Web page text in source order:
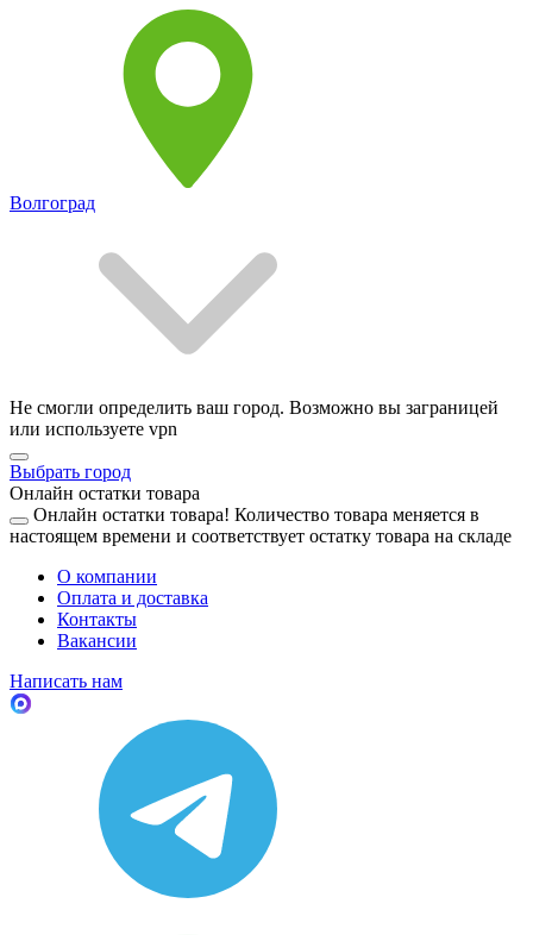
Волгоград
Не смогли определить ваш город. Возможно вы заграницей
или используете vpn
Выбрать город
Онлайн остатки товара
Онлайн остатки товара! Количество товара меняется в
настоящем времени и соответствует остатку товара на складе
О компании
Оплата и доставка
Контакты
Вакансии
Написать нам